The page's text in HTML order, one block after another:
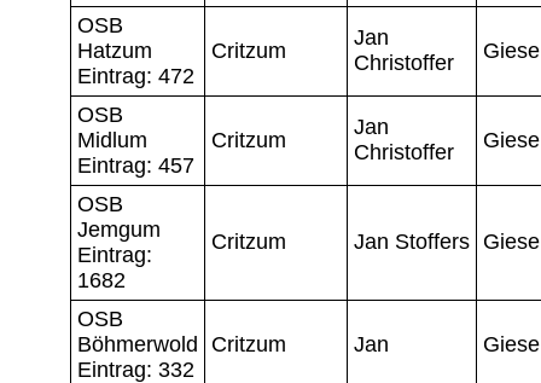
OSB
Hatzum
Eintrag: 472
Critzum
Jan
Christoffer
OSB
Midlum
Eintrag: 457
Critzum
Jan
Christoffer
OSB
Jemgum
Eintrag:
1682
Critzum Jan Stoffers
OSB
Böhmerwold
Eintrag: 332
Critzum Jan